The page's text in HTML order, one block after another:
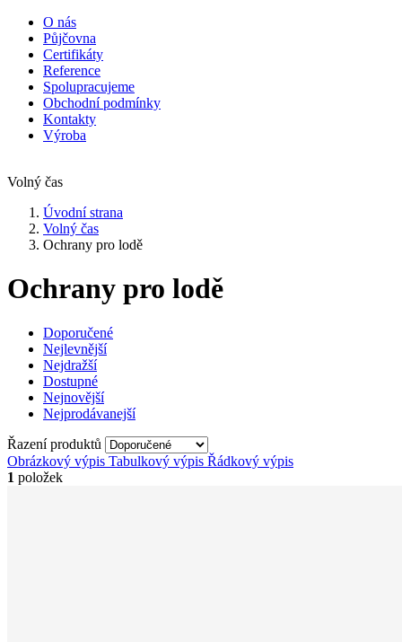
O nás
Půjčovna
Certifikáty
Reference
Spolupracujeme
Obchodní podmínky
Kontakty
Výroba
Volný čas
Úvodní strana
Volný čas
Ochrany pro lodě
Ochrany pro lodě
Doporučené
Nejlevnější
Nejdražší
Dostupné
Nejnovější
Nejprodávanejší
Řazení produktů
Obrázkový výpis Tabulkový výpis Řádkový výpis
1 položek